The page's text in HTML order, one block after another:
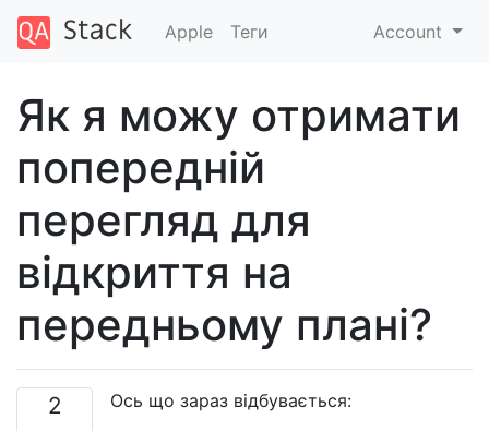
Apple Теги Account
Як я можу отримати
попередній
перегляд для
відкриття на
передньому плані?
2
Ось що зараз відбувається: